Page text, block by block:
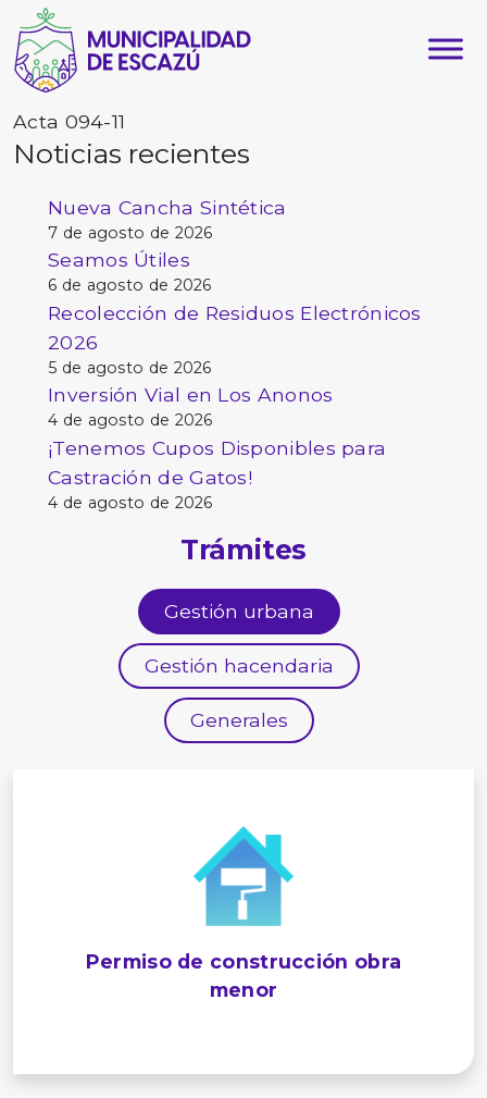
Acta 094-11
Noticias recientes
Nueva Cancha Sintética
7 de agosto de 2026
Seamos Útiles
6 de agosto de 2026
Recolección de Residuos Electrónicos
2026
5 de agosto de 2026
Inversión Vial en Los Anonos
4 de agosto de 2026
¡Tenemos Cupos Disponibles para
Castración de Gatos!
4 de agosto de 2026
Trámites
Gestión urbana
Gestión hacendaria
Generales
Permiso de construcción obra
menor